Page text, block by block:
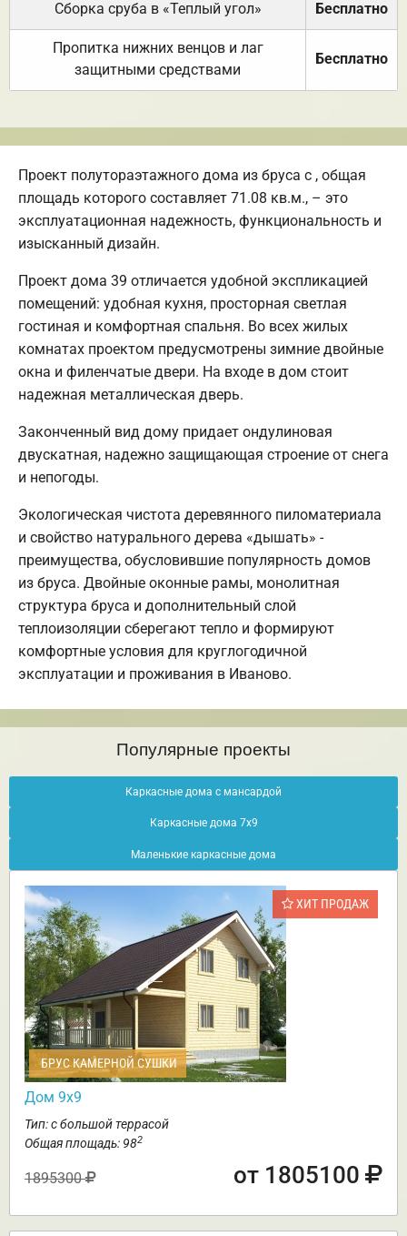
Сборка сруба в «Теплый угол» Бесплатно
Пропитка нижних венцов и лаг
защитными средствами
Бесплатно
Проект полутораэтажного дома из бруса с , общая
площадь которого составляет 71.08 кв.м., – это
эксплуатационная надежность, функциональность и
изысканный дизайн.
Проект дома 39 отличается удобной экспликацией
помещений: удобная кухня, просторная светлая
гостиная и комфортная спальня. Во всех жилых
комнатах проектом предусмотрены зимние двойные
окна и филенчатые двери. На входе в дом стоит
надежная металлическая дверь.
Законченный вид дому придает ондулиновая
двускатная, надежно защищающая строение от снега
и непогоды.
Экологическая чистота деревянного пиломатериала
и свойство натурального дерева «дышать» -
преимущества, обусловившие популярность домов
из бруса. Двойные оконные рамы, монолитная
структура бруса и дополнительный слой
теплоизоляции сберегают тепло и формируют
комфортные условия для круглогодичной
эксплуатации и проживания в Иваново.
Популярные проекты
Каркасные дома с мансардой
Каркасные дома 7х9
Маленькие каркасные дома
ХИТ ПРОДАЖ
БРУС КАМЕРНОЙ СУШКИ
Дом 9х9
Тип: с большой террасой
Общая площадь: 982
1895300 от 1805100